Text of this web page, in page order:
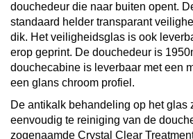
douchedeur die naar buiten opent.
standaard helder transparant
dik. Het veiligheidsglas is ook
erop geprint. De douchedeur is
douchecabine is leverbaar met een
een glans chroom profiel.
De antikalk behandeling op het glas
eenvoudig te reiniging van de
zogenaamde Crystal Clear